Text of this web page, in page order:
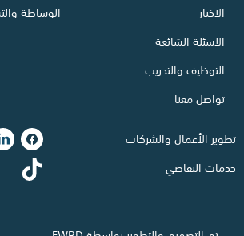
الاخبار
الاسئلة الشائعة
التوظيف والتدريب
تواصل معنا
الوساطة
تطوير الأعمال والشركات
خدمات التقاضي